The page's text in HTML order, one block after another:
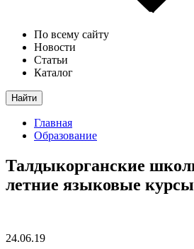
По всему сайту
Новости
Статьи
Каталог
Найти
Главная
Образование
Талдыкорганские
летние языковые
24.06.19